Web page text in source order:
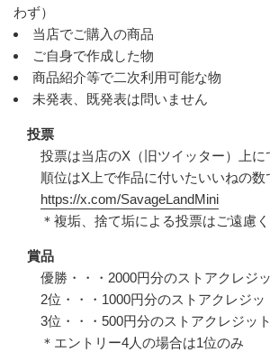
わず）
当店でご購入の商品
ご自身で作成した物
商品紹介等で二次利用可能な物
未発表、既発表は問いません
投票
投票は当店のX（旧ツイッター）上に
順位はX上で作品に付いたいいねの数
https://x.com/SavageLandMini
＊複垢、捨て垢による投票はご遠慮く
賞品
優勝・・・2000円分のストアクレジ
2位・・・1000円分のストアクレジッ
3位・・・500円分のストアクレジット
＊エントリー4人の場合は1位のみ